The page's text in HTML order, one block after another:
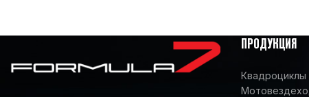
ПРОДУКЦИЯ
Квадроциклы